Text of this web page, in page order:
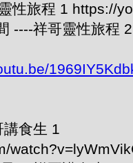
性旅程 1 https://
----祥哥靈性旅程
食生 1